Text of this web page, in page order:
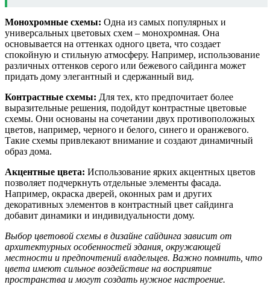
Монохромные схемы: Одна из самых популярных и
универсальных цветовых схем – монохромная. Она
основывается на оттенках одного цвета, что создает
спокойную и стильную атмосферу. Например, использование
различных оттенков серого или бежевого сайдинга может
придать дому элегантный и сдержанный вид.
Контрастные схемы: Для тех, кто предпочитает более
выразительные решения, подойдут контрастные цветовые
схемы. Они основаны на сочетании двух противоположных
цветов, например, черного и белого, синего и оранжевого.
Такие схемы привлекают внимание и создают динамичный
образ дома.
Акцентные цвета: Использование ярких акцентных цветов
позволяет подчеркнуть отдельные элементы фасада.
Например, окраска дверей, оконных рам и других
декоративных элементов в контрастный цвет сайдинга
добавит динамики и индивидуальности дому.
Выбор цветовой схемы в дизайне сайдинга зависит от
архитектурных особенностей здания, окружающей
местности и предпочтений владельцев. Важно помнить, что
цвета имеют сильное воздействие на восприятие
пространства и могут создать нужное настроение.